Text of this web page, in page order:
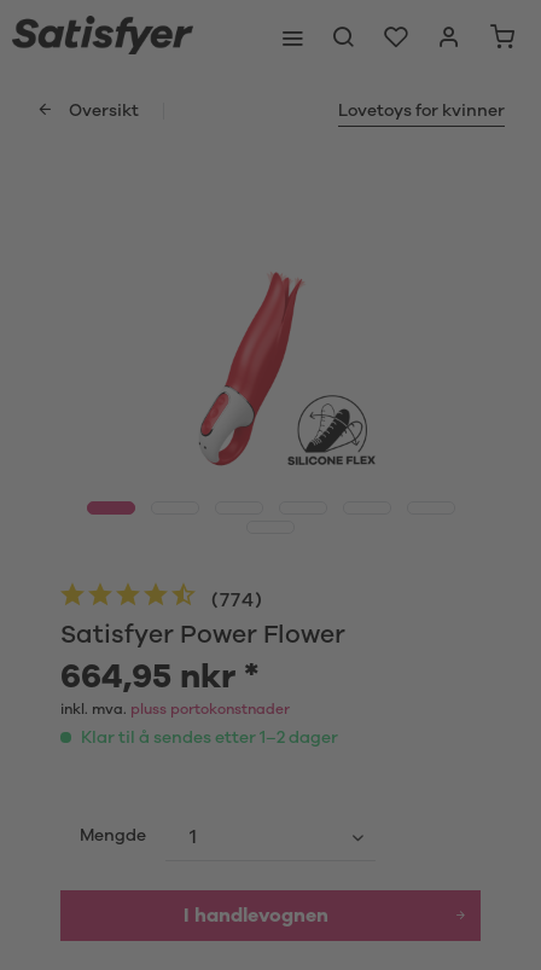
Oversikt Lovetoys for kvinner
Satisfyer Power Flower
(774)
664,95 nkr *
inkl. mva. pluss portokonstnader
Klar til å sendes etter 1–2 dager
Mengde
I handlevognen